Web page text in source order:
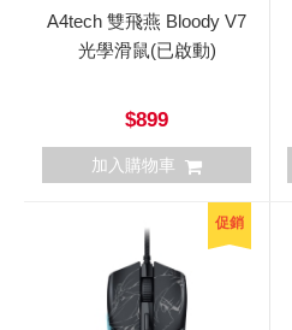
A4tech 雙飛燕 Bloody V7
光學滑鼠(已啟動)
$899
加入購物車
促銷